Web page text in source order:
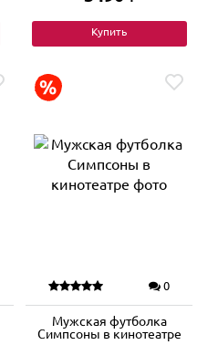
Купить
0
Мужская футболка
Симпсоны в кинотеатре